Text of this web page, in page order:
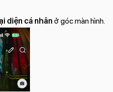
diện cá nhân ở góc màn hình.